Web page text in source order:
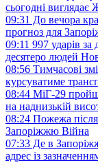
сьогодні виглядає
09:31 До вечора
прогноз для
09:11 997 ударів за
десятеро людей
08:56 Тимчасові
курсуватиме
08:44 МіГ-29
на наднизькій
08:24 Пожежа
Запоріжжю Війна
07:33 Де в
адрес із